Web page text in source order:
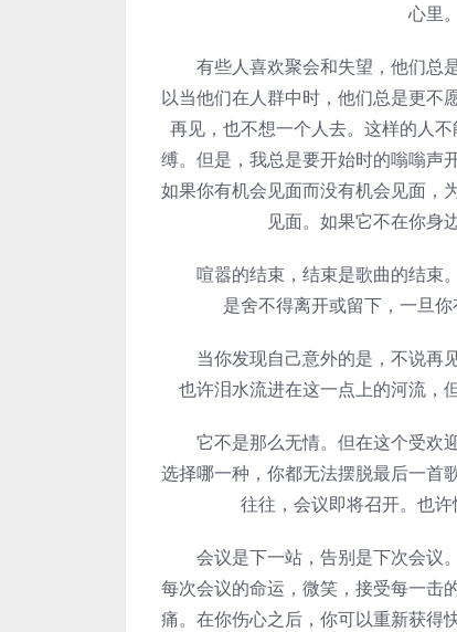
心里
有些人喜欢聚会和失望，他们总是
以当他们在人群中时，他们总是更不
再见，也不想一个人去。这样的人
缚。但是，我总是要开始时的嗡嗡声
如果你有机会见面而没有机会见面，
见面。如果它不在你身
喧嚣的结束，结束是歌曲的结束。
是舍不得离开或留下，一旦
当你发现自己意外的是，不说再见
也许泪水流进在这一点上的河流，
它不是那么无情。但在这个受欢迎
选择哪一种，你都无法摆脱最后一首
往往，会议即将召开。也
会议是下一站，告别是下次会议。
每次会议的命运，微笑，接受每一击
痛。在你伤心之后，你可以重新获得